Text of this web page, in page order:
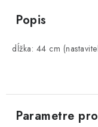
Popis
dĺžka: 44 cm
Parametre